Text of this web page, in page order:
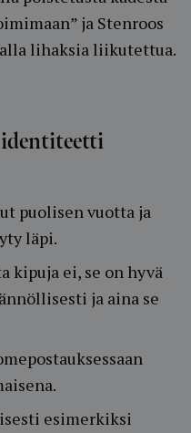
ja Stenroos
lihaksia liikutettua.
puolisen vuotta ja
läpi.
kipuja ei, se on hyvä
ja aina se
esimerkiksi